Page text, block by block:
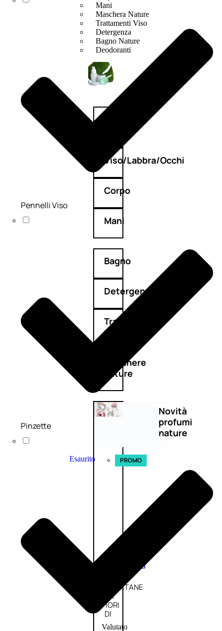
Mani
Maschera Nature
Trattamenti Viso
Detergenza
Bagno Nature
Deodoranti
Viso/Labbra/Occhi
Corpo
Mani
Bagno
Detergenza
Trattamenti
viso
Maschere
nature
Novità
profumi
nature
Esaurito PROMO
Donna
L’OCCITANE
EDT
FIORI
DI
Valutato
Pennelli Viso
Pinzette